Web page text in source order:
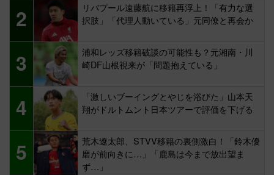
2
リバプール遠藤航に移籍再浮上！「有力な選
択肢」「代理人動いている」元同僚と再会か
3
浦和レッズ移籍破談の可能性も？元湘南・川
崎DF山根視来が「問題抱えている」
4
「激しいブーイングとやじを浴びた」山本天
翔がドルトムント日本ツアーで評価を下げる
5
荒木遼太郎、STVV移籍の裏側激白！「鈴木優
磨が前向きに…」「鹿島は今まで放出望ま
ず…」